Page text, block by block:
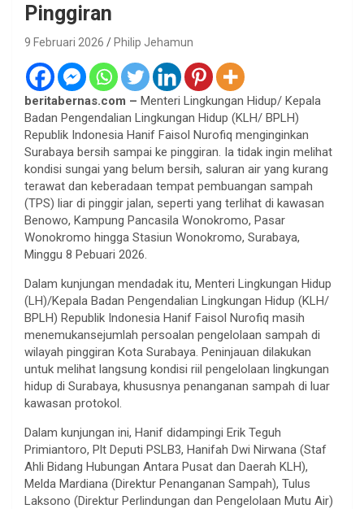
Pinggiran
9 Februari 2026 Philip Jehamun
beritabernas.com – Menteri Lingkungan Hidup/ Kepala
Badan Pengendalian Lingkungan Hidup (KLH/ BPLH)
Republik Indonesia Hanif Faisol Nurofiq menginginkan
Surabaya bersih sampai ke pinggiran. Ia tidak ingin melihat
kondisi sungai yang belum bersih, saluran air yang kurang
terawat dan keberadaan tempat pembuangan sampah
(TPS) liar di pinggir jalan, seperti yang terlihat di kawasan
Benowo, Kampung Pancasila Wonokromo, Pasar
Wonokromo hingga Stasiun Wonokromo, Surabaya,
Minggu 8 Pebuari 2026.
Dalam kunjungan mendadak itu, Menteri Lingkungan Hidup
(LH)/Kepala Badan Pengendalian Lingkungan Hidup (KLH/
BPLH) Republik Indonesia Hanif Faisol Nurofiq masih
menemukansejumlah persoalan pengelolaan sampah di
wilayah pinggiran Kota Surabaya. Peninjauan dilakukan
untuk melihat langsung kondisi riil pengelolaan lingkungan
hidup di Surabaya, khususnya penanganan sampah di luar
kawasan protokol.
Dalam kunjungan ini, Hanif didampingi Erik Teguh
Primiantoro, Plt Deputi PSLB3, Hanifah Dwi Nirwana (Staf
Ahli Bidang Hubungan Antara Pusat dan Daerah KLH),
Melda Mardiana (Direktur Penanganan Sampah), Tulus
Laksono (Direktur Perlindungan dan Pengelolaan Mutu Air)